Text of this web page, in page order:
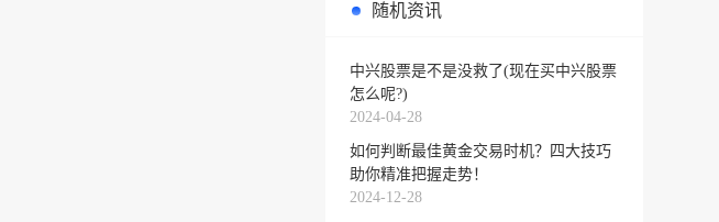
随机资讯
中兴股票是不是没救了(现在买中兴股票
怎么呢?)
2024-04-28
如何判断最佳黄金交易时机？四大技巧
助你精准把握走势！
2024-12-28